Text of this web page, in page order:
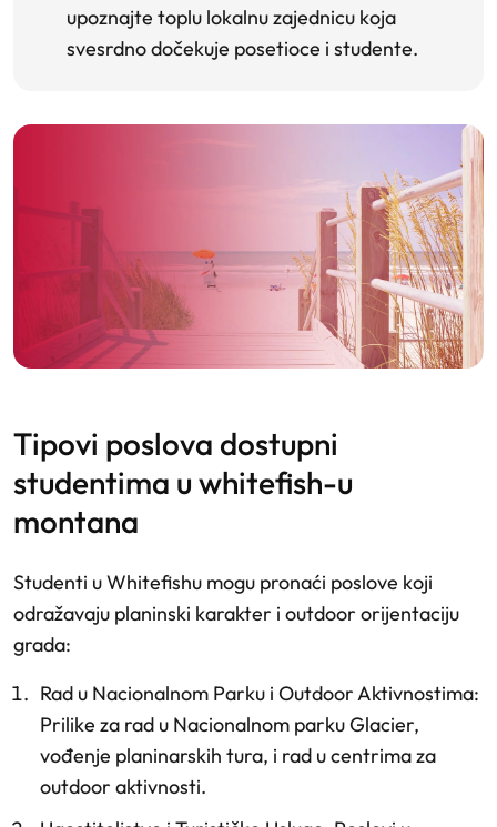
upoznajte toplu lokalnu zajednicu koja
svesrdno dočekuje posetioce i studente.
tipovi poslova dostupni
studentima u whitefish-u
montana
Studenti u Whitefishu mogu pronaći poslove koji
odražavaju planinski karakter i outdoor orijentaciju
grada:
Rad u Nacionalnom Parku i Outdoor Aktivnostima:
Prilike za rad u Nacionalnom parku Glacier,
vođenje planinarskih tura, i rad u centrima za
outdoor aktivnosti.